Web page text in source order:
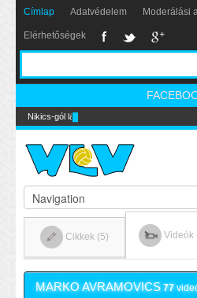
Címlap Adatvédelem Moderálási
Elérhetőségek
Nikics-gól lábbal
Cikkek (5) Videók
MARKO AVRAMOVICS 77